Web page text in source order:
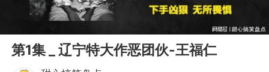
07:34
第1集 _ 辽宁特大作恶团伙-王福仁